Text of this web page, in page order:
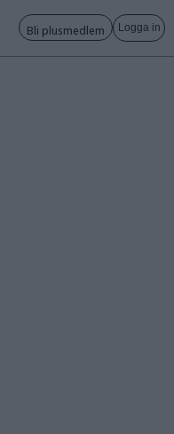
Bli plusmedlem Logga in